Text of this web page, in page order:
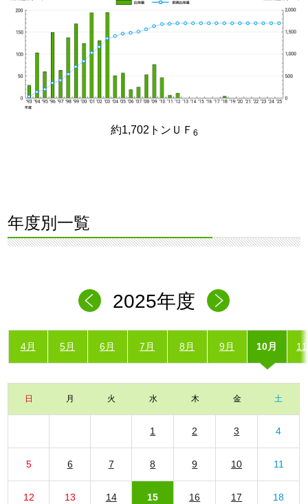
約1,702トンＵＦ 6
年度別一覧
2025年度
4月 5月 6月 7月 8月 9月 10月
日 月 火 水 木 金 土
1 2 3 4
5 6 7 8 9 10 11
12 13 14 15 16 17 18